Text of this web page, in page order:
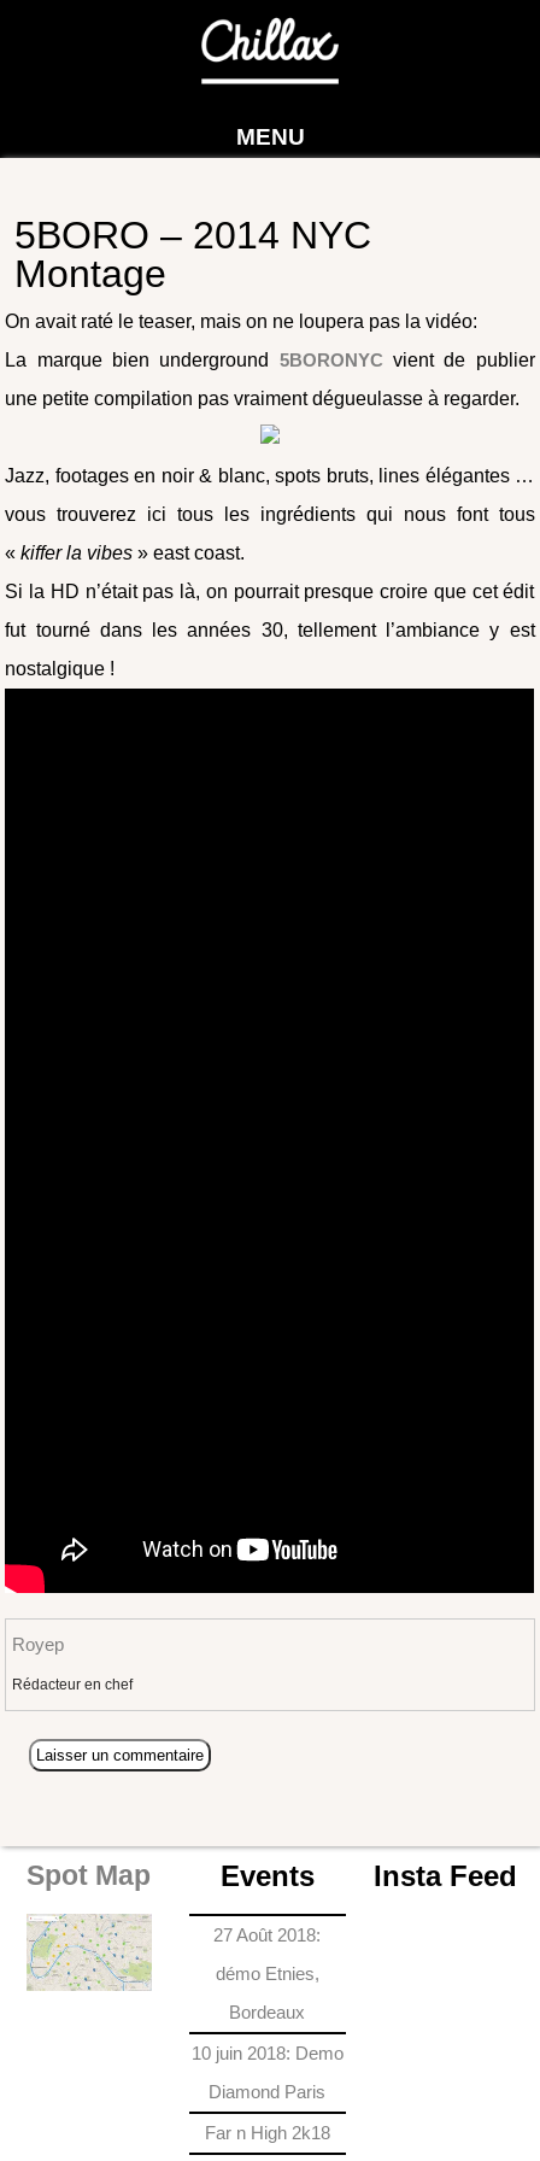
MENU
5BORO – 2014 NYC
Montage
On avait raté le teaser, mais on ne loupera pas la vidéo:
La marque bien underground 5BORONYC vient de publier
une petite compilation pas vraiment dégueulasse à regarder.
Jazz, footages en noir & blanc, spots bruts, lines élégantes …
vous trouverez ici tous les ingrédients qui nous font tous
«kiffer la vibes » east coast.
Si la HD n’était pas là, on pourrait presque croire que cet édit
fut tourné dans les années 30, tellement l’ambiance y est
nostalgique !
Royep
Rédacteur en chef
Spot Map Events
27 Août 2018:
démo Etnies,
Bordeaux
10 juin 2018: Demo
Diamond Paris
Far n High 2k18
Insta Feed